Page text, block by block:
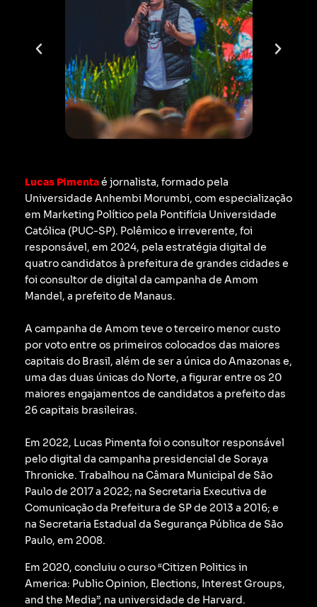
Lucas Pimentaé jornalista, formado pela
Universidade Anhembi Morumbi, com especialização
em Marketing Político pela Pontifícia Universidade
Católica (PUC-SP). Polêmico e irreverente, foi
responsável, em 2024, pela estratégia digital de
quatro candidatos à prefeitura de grandes cidades e
foi consultor de digital da campanha de Amom
Mandel, a prefeito de Manaus.
A campanha de Amom teve o terceiro menor custo
por voto entre os primeiros colocados das maiores
capitais do Brasil, além de ser a única do Amazonas e,
uma das duas únicas do Norte, a figurar entre os 20
maiores engajamentos de candidatos a prefeito das
26 capitais brasileiras.
Em 2022, Lucas Pimenta foi o consultor responsável
pelo digital da campanha presidencial de Soraya
Thronicke. Trabalhou na Câmara Municipal de São
Paulo de 2017 a 2022; na Secretaria Executiva de
Comunicação da Prefeitura de SP de 2013 a 2016; e
na Secretaria Estadual da Segurança Pública de São
Paulo, em 2008.
Em 2020, concluiu o curso “Citizen Politics in
America: Public Opinion, Elections, Interest Groups,
and the Media”, na universidade de Harvard.